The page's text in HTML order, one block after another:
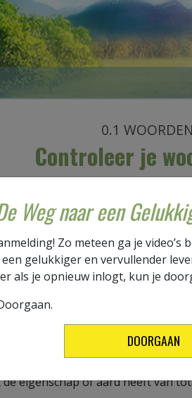
Weg naar een
Zo meteen ga je video’s
gelukkiger en vervullender
als je opnieuw inlogt, kun je
DOORGAAN
0.1
Controleer je
lezen van het inleidende
voor je begint je begrip van de
chaotischbetekent:
voorzichtig zijn om zo pijn of
de eigenschap of aard heeft van